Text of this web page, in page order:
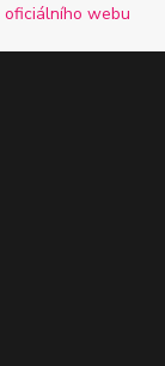
oficiálního webu